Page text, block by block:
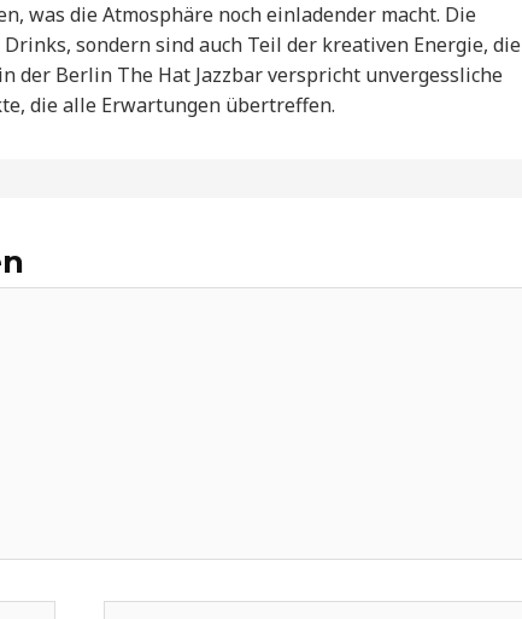
was die Atmosphäre noch einladender macht. Die
sondern sind auch Teil der kreativen Energie, die
der Berlin The Hat Jazzbar verspricht unvergessliche
die alle Erwartungen übertreffen.